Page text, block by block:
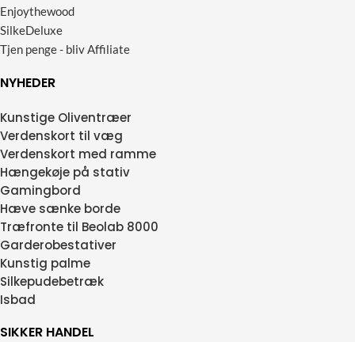
Enjoythewood
SilkeDeluxe
Tjen penge - bliv Affiliate
NYHEDER
Kunstige Oliventræer
Verdenskort til væg
Verdenskort med ramme
Hængekøje på stativ
Gamingbord
Hæve sænke borde
Træfronte til Beolab 8000
Garderobestativer
Kunstig palme
Silkepudebetræk
Isbad
SIKKER HANDEL